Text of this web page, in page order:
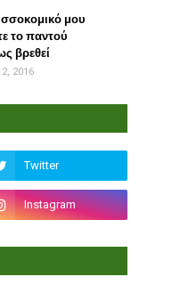
μου
το παντού
βρεθεί
2016